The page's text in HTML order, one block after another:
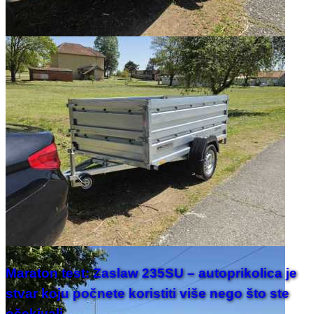
Maraton test: Zaslaw 235SU – autoprikolica je
stvar koju počnete koristiti više nego što ste